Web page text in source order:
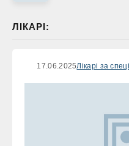
ЛІКАРІ:
17.06.2025Лікарі за